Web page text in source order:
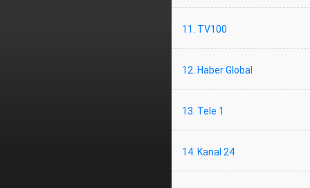
11. TV100
12. Haber Global
13. Tele 1
14. Kanal 24